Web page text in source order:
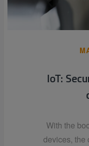
IoT:
With the
devices, the